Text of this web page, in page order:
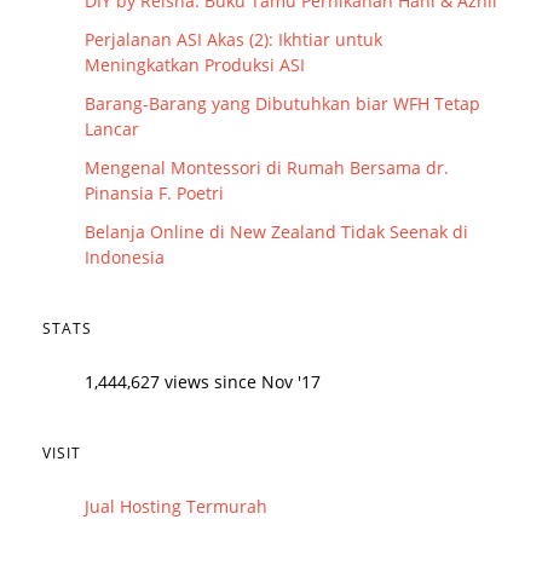
Perjalanan ASI Akas (2): Ikhtiar untuk
Meningkatkan Produksi ASI
Barang-Barang yang Dibutuhkan biar WFH Tetap
Lancar
Mengenal Montessori di Rumah Bersama dr.
Pinansia F. Poetri
Belanja Online di New Zealand Tidak Seenak di
Indonesia
STATS
1,444,627 views since Nov '17
VISIT
Jual Hosting Termurah